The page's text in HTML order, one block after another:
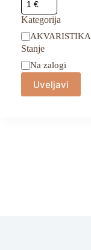
Kategorija
Kategorija
AKVARISTIKA
Stanje
Stanje
Na zalogi
Uveljavi